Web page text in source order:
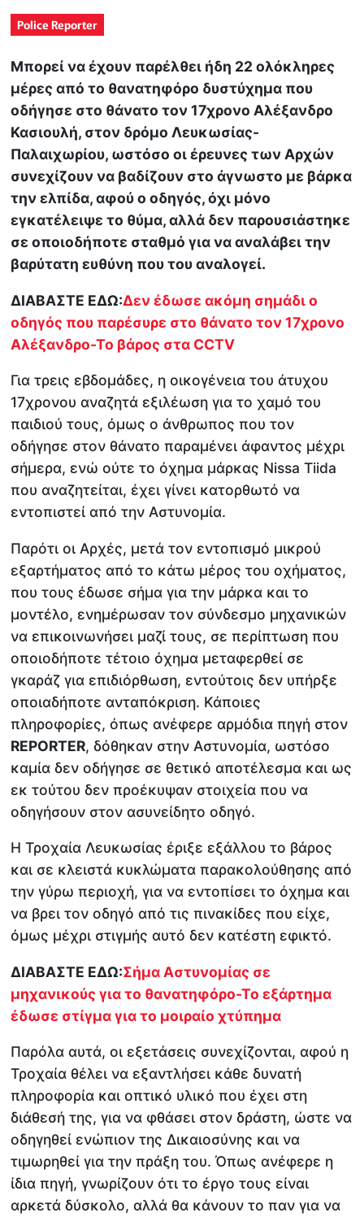
Police Reporter
Μπορεί να έχουν παρέλθει ήδη 22 ολόκληρες
μέρες από το θανατηφόρο δυστύχημα που
οδήγησε στο θάνατο τον 17χρονο Αλέξανδρο
Κασιουλή, στον δρόμο Λευκωσίας-
Παλαιχωρίου, ωστόσο οι έρευνες των Αρχών
συνεχίζουν να βαδίζουν στο άγνωστο με βάρκα
την ελπίδα, αφού ο οδηγός, όχι μόνο
εγκατέλειψε το θύμα, αλλά δεν παρουσιάστηκε
σε οποιοδήποτε σταθμό για να αναλάβει την
βαρύτατη ευθύνη που του αναλογεί.
ΔΙΑΒΑΣΤΕ ΕΔΩ:Δεν έδωσε ακόμη σημάδι ο
οδηγός που παρέσυρε στο θάνατο τον 17χρονο
Αλέξανδρο-Το βάρος στα CCTV
Για τρεις εβδομάδες, η οικογένεια του άτυχου
17χρονου αναζητά εξιλέωση για το χαμό του
παιδιού τους, όμως ο άνθρωπος που τον
οδήγησε στον θάνατο παραμένει άφαντος μέχρι
σήμερα, ενώ ούτε το όχημα μάρκας Nissa Tiida
που αναζητείται, έχει γίνει κατορθωτό να
εντοπιστεί από την Αστυνομία.
Παρότι οι Αρχές, μετά τον εντοπισμό μικρού
εξαρτήματος από το κάτω μέρος του οχήματος,
που τους έδωσε σήμα για την μάρκα και το
μοντέλο, ενημέρωσαν τον σύνδεσμο μηχανικών
να επικοινωνήσει μαζί τους, σε περίπτωση που
οποιοδήποτε τέτοιο όχημα μεταφερθεί σε
γκαράζ για επιδιόρθωση, εντούτοις δεν υπήρξε
οποιαδήποτε ανταπόκριση. Κάποιες
πληροφορίες, όπως ανέφερε αρμόδια πηγή στον
REPORTER, δόθηκαν στην Αστυνομία, ωστόσο
καμία δεν οδήγησε σε θετικό αποτέλεσμα και ως
εκ τούτου δεν προέκυψαν στοιχεία που να
οδηγήσουν στον ασυνείδητο οδηγό.
Η Τροχαία Λευκωσίας έριξε εξάλλου το βάρος
και σε κλειστά κυκλώματα παρακολούθησης από
την γύρω περιοχή, για να εντοπίσει το όχημα και
να βρει τον οδηγό από τις πινακίδες που είχε,
όμως μέχρι στιγμής αυτό δεν κατέστη εφικτό.
ΔΙΑΒΑΣΤΕ ΕΔΩ:Σήμα Αστυνομίας σε
μηχανικούς για το θανατηφόρο-Το εξάρτημα
έδωσε στίγμα για το μοιραίο χτύπημα
Παρόλα αυτά, οι εξετάσεις συνεχίζονται, αφού η
Τροχαία θέλει να εξαντλήσει κάθε δυνατή
πληροφορία και οπτικό υλικό που έχει στη
διάθεσή της, για να φθάσει στον δράστη, ώστε να
οδηγηθεί ενώπιον της Δικαιοσύνης και να
τιμωρηθεί για την πράξη του. Όπως ανέφερε η
ίδια πηγή, γνωρίζουν ότι το έργο τους είναι
αρκετά δύσκολο, αλλά θα κάνουν το παν για να